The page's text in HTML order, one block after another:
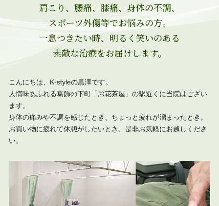
肩こり、腰痛、膝痛、身体の不調、
スポーツ外傷等でお悩みの方。
一息つきたい時、明るく笑いのある
素敵な治療をお届けします。
こんにちは、K-styleの黒澤です。
人情味あふれる葛飾の下町「お花茶屋」の駅近くに当院はござい
ます。
身体の痛みや不調を感じたとき、ちょっと疲れが溜まったとき。
お買い物に疲れて休憩がしたいとき、是非お気軽にお越しくださ
い。